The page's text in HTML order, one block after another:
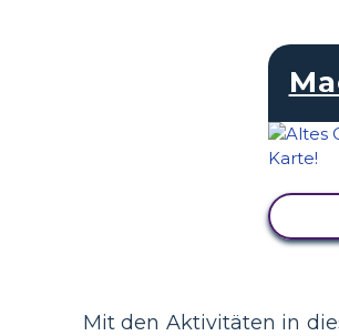
Mit den Aktivitäten in